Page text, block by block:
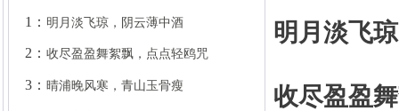
2： 收尽盈盈舞絮飘，点点轻鸥咒
明月淡飞
收尽盈盈